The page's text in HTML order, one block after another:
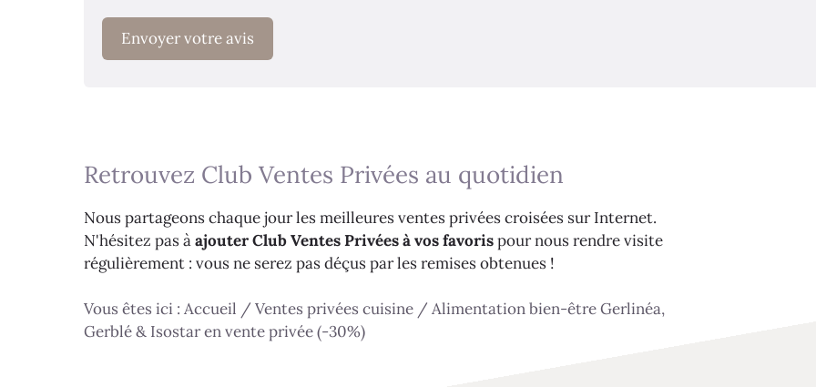
Retrouvez Club Ventes Privées au quotidien
Nous partageons chaque jour les meilleures ventes privées croisées sur Internet.
N'hésitez pas àajouter Club Ventes Privées à vos favorispour nous rendre visite
régulièrement : vous ne serez pas déçus par les remises obtenues !
Vous êtes ici : Accueil / Ventes privées cuisine / Alimentation bien-être Gerlinéa,
Gerblé & Isostar en vente privée (-30%)